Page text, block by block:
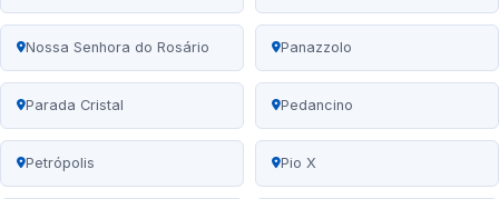
Nossa Senhora do Rosário Panazzolo
Parada Cristal Pedancino
Petrópolis Pio X